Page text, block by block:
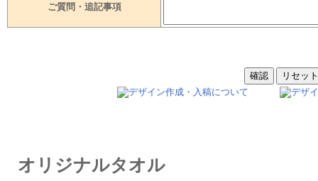
ご質問・追記事項
オリジナルタオル